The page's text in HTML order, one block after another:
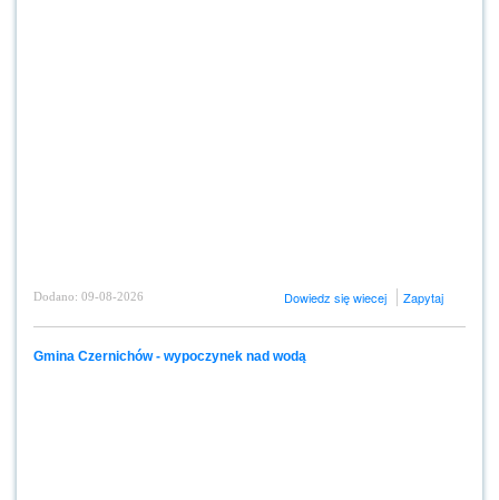
Dodano: 09-08-2026 Dowiedz się wiecej Zapytaj
Gmina Czernichów - wypoczynek nad wodą